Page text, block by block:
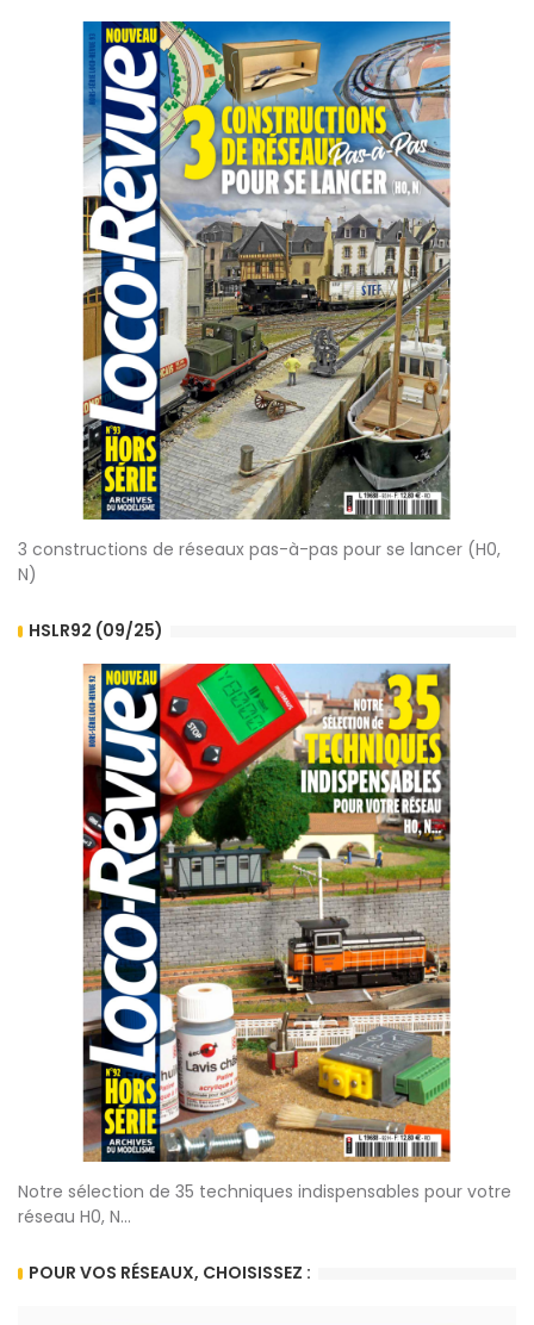
3 constructions de réseaux pas-à-pas pour se lancer (H0,
N)
HSLR92 (09/25)
Notre sélection de 35 techniques indispensables pour votre
réseau H0, N...
POUR VOS RÉSEAUX, CHOISISSEZ :